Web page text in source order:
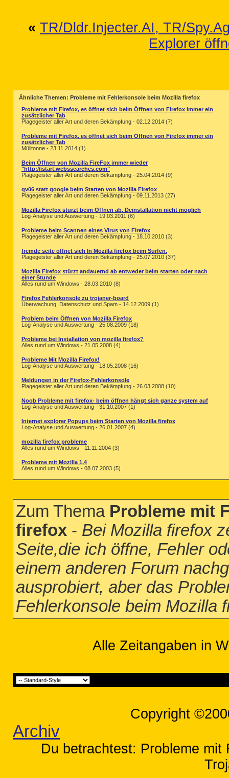
« TR/Dldr.Injecter.AI, TR/
Explorer
Ähnliche Themen: Probleme mit Fehlerkonsole beim Mozilla firefox
Probleme mit Firefox, es öffnet sich beim Öffnen von Firefox immer ein
zusätzlicher Tab
Plagegeister aller Art und deren Bekämpfung - 02.12.2014 (7)
Probleme mit Firefox, es öffnet sich beim Öffnen von Firefox immer ein
zusätzlicher Tab
Mülltonne - 23.11.2014 (1)
Beim Öffnen von Mozilla FireFox immer wieder
"http://istart.webssearches.com"
Plagegeister aller Art und deren Bekämpfung - 25.04.2014 (9)
qv06 statt google beim Starten von Mozilla Firefox
Plagegeister aller Art und deren Bekämpfung - 09.11.2013 (27)
Mozilla Firefox stürzt beim Öffnen ab, Deinstallation nicht möglich
Log-Analyse und Auswertung - 19.03.2011 (6)
Probleme beim Scannen eines Virus von Firefox
Plagegeister aller Art und deren Bekämpfung - 18.10.2010 (3)
fremde seite öffnet sich In Mozilla firefox beim Surfen.
Plagegeister aller Art und deren Bekämpfung - 25.07.2010 (37)
Mozilla Firefox stürzt andauernd ab entweder beim starten oder nach
einer Stunde
Alles rund um Windows - 28.03.2010 (8)
Firefox Fehlerkonsole zu trojaner-board
Überwachung, Datenschutz und Spam - 14.12.2009 (1)
Problem beim Öffnen von Mozilla Firefox
Log-Analyse und Auswertung - 25.08.2009 (18)
Probleme bei Installation von mozilla firefox?
Alles rund um Windows - 21.05.2008 (4)
Probleme Mit Mozilla Firefox!
Log-Analyse und Auswertung - 18.05.2008 (16)
Meldungen in der Firefox-Fehlerkonsole
Plagegeister aller Art und deren Bekämpfung - 26.03.2008 (10)
Noob Probleme mit firefox- beim öffnen hängt sich ganze system auf
Log-Analyse und Auswertung - 31.10.2007 (1)
Internet explorer Popups beim Starten von Mozilla firefox
Log-Analyse und Auswertung - 26.01.2007 (4)
mozilla firefox probleme
Alles rund um Windows - 11.11.2004 (3)
Probleme mit Mozilla 1.4
Alles rund um Windows - 08.07.2003 (5)
Zum Thema Probleme mit
firefox - Bei Mozilla firefox
Seite,die ich öffne, Fehler
einem anderen Forum
ausprobiert, aber das
Fehlerkonsole beim Mozilla
Alle Zeitangaben in
Copyright
Archiv
Du betrachtest: Probleme